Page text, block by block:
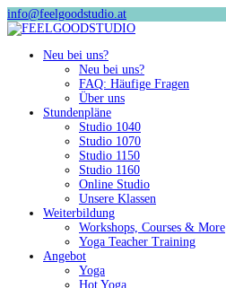
info@feelgoodstudio.at
Neu bei uns?
Neu bei uns?
FAQ: Häufige Fragen
Über uns
Stundenpläne
Studio 1040
Studio 1070
Studio 1150
Studio 1160
Online Studio
Unsere Klassen
Weiterbildung
Workshops, Courses & More
Yoga Teacher Training
Angebot
Yoga
Hot Yoga